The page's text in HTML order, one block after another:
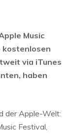
Music
kostenlosen
via iTunes
haben
der Apple-Welt:
Festival,